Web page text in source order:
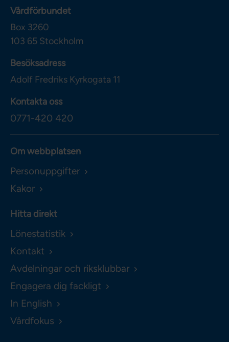
Vårdförbundet
Box 3260
103 65 Stockholm
Besöksadress
Adolf Fredriks Kyrkogata 11
Kontakta oss
0771-420 420
Om webbplatsen
Personuppgifter
Kakor
Hitta direkt
Lönestatistik
Kontakt
Avdelningar och riksklubbar
Engagera dig fackligt
In English
Vårdfokus